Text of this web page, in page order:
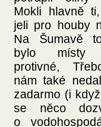
Mokli hlavně
jeli pro houby
Na Šumavě
bylo místy
protivné,
nám také
zadarmo (i
se něco
o